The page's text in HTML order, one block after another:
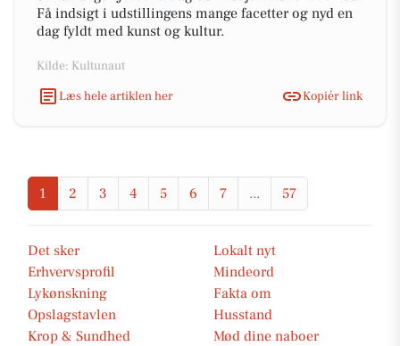
Få indsigt i udstillingens mange facetter og nyd en
dag fyldt med kunst og kultur.
Kilde: Kultunaut
Læs hele artiklen her
Kopiér link
1 2 3 4 5 6 7 ... 57
Det sker
Lokalt nyt
Erhvervsprofil
Mindeord
Lykønskning
Fakta om
Opslagstavlen
Husstand
Krop & Sundhed
Mød dine naboer